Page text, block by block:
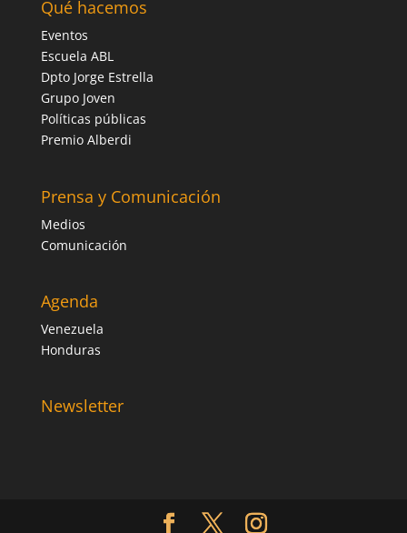
Qué hacemos
Eventos
Escuela ABL
Dpto Jorge Estrella
Grupo Joven
Políticas públicas
Premio Alberdi
Prensa y Comunicación
Medios
Comunicación
Agenda
Venezuela
Honduras
Newsletter